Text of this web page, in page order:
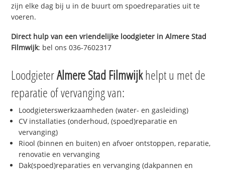
zijn elke dag bij u in de buurt om spoedreparaties uit te
voeren.
Direct hulp van een vriendelijke loodgieter inAlmere Stad
Filmwijk: bel ons 036-7602317
LoodgieterAlmere Stad Filmwijkhelpt u met de
reparatie of vervanging van:
Loodgieterswerkzaamheden (water- en gasleiding)
CV installaties (onderhoud, (spoed)reparatie en
vervanging)
Riool (binnen en buiten) en afvoer ontstoppen, reparatie,
renovatie en vervanging
Dak(spoed)reparaties en vervanging (dakpannen en